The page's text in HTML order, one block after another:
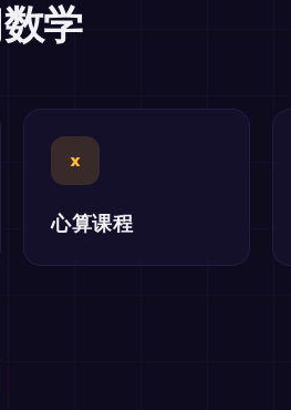
学
×
心算课程